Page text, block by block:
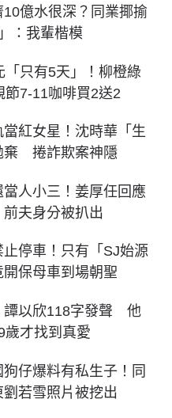
億水很深？同業揶揄
：我輩楷模
「只有5天」！柳橙綠
7-11咖啡買2送2
當紅女星！沈時華「生
棄 捲詐欺案神隱
人小三！姜厚任回應
前夫身分被扒出
停車！只有「SJ始源
開保母車到場朝聖
譚以欣118字發聲 他
歲才找到真愛
仔爆料有私生子！同
若雪照片被挖出